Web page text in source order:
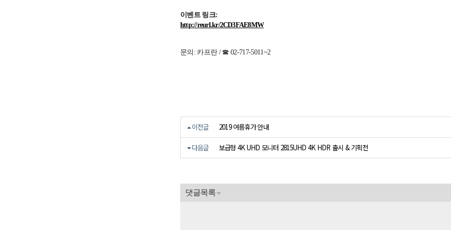
이벤트 링크:
http://reurl.kr/2CD3FAE8MW
문의: 카프란 / ☎ 02-717-5011~2
이전글 2019 여름휴가 안내
다음글 보급형 4K UHD 모니터 2815UHD 4K HDR 출시 & 기획전
댓글목록